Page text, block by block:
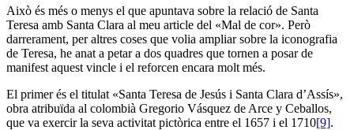
Això és més o menys el que apuntava sobre la relació de Santa
Teresa amb Santa Clara al meu article del «Mal de cor». Però
darrerament, per altres coses que volia ampliar sobre la iconografia
de Teresa, he anat a petar a dos quadres que tornen a posar de
manifest aquest vincle i el reforcen encara molt més.
El primer és el titulat «Santa Teresa de Jesús i Santa Clara d’Assís»,
obra atribuïda al colombià Gregorio Vásquez de Arce y Ceballos,
que va exercir la seva activitat pictòrica entre el 1657 i el 1710[9].